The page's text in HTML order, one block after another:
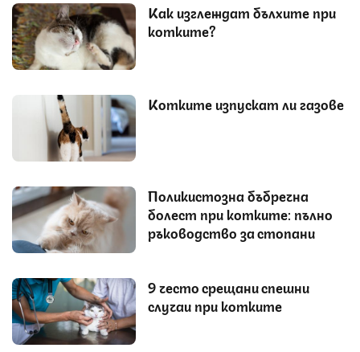
Как изглеждат бълхите при
котките?
Котките изпускат ли газове
Поликистозна бъбречна
болест при котките: пълно
ръководство за стопани
9 често срещани спешни
случаи при котките